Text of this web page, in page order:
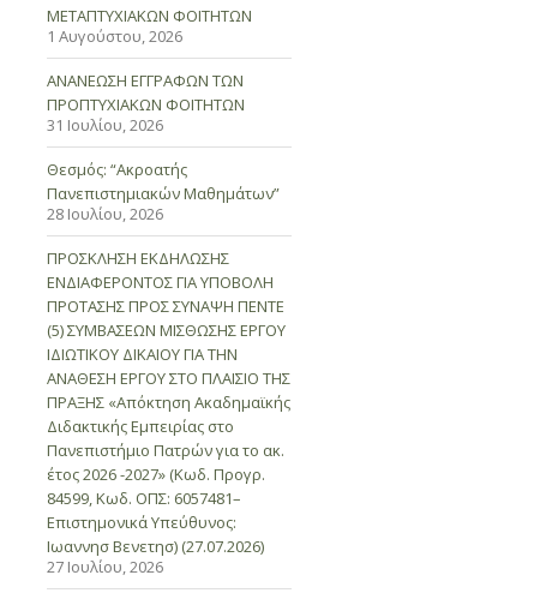
ΜΕΤΑΠΤΥΧΙΑΚΩΝ ΦΟΙΤΗΤΩΝ
1 Αυγούστου, 2026
ΑΝΑΝΕΩΣΗ ΕΓΓΡΑΦΩΝ ΤΩΝ
ΠΡΟΠΤΥΧΙΑΚΩΝ ΦΟΙΤΗΤΩΝ
31 Ιουλίου, 2026
Θεσμός: “Ακροατής
Πανεπιστημιακών Μαθημάτων”
28 Ιουλίου, 2026
ΠΡΟΣΚΛΗΣΗ ΕΚΔΗΛΩΣΗΣ
ΕΝΔΙΑΦΕΡΟΝΤΟΣ ΓΙΑ ΥΠΟΒΟΛΗ
ΠΡΟΤΑΣΗΣ ΠΡΟΣ ΣΥΝΑΨΗ ΠΕΝΤΕ
(5) ΣΥΜΒΑΣΕΩΝ ΜΙΣΘΩΣΗΣ ΕΡΓΟΥ
ΙΔΙΩΤΙΚΟΥ ΔΙΚΑΙΟΥ ΓΙΑ ΤΗΝ
ΑΝΑΘΕΣΗ ΕΡΓΟΥ ΣΤΟ ΠΛΑΙΣΙΟ ΤΗΣ
ΠΡΑΞΗΣ «Απόκτηση Ακαδημαϊκής
Διδακτικής Εμπειρίας στο
Πανεπιστήμιο Πατρών για το ακ.
έτος 2026 -2027» (Κωδ. Προγρ.
84599, Κωδ. ΟΠΣ: 6057481–
Επιστημονικά Υπεύθυνος:
Ιωαννησ Βενετησ) (27.07.2026)
27 Ιουλίου, 2026